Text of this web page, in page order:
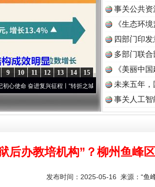
15
14
13
12
11
10
9
进复兴征程丨“转折之城”激荡..·[视频] 牢记初心使命 奋进
事关公共
《生态环
读
四部门印
多部门联
《美丽中
未来五年
事关人工
后办教培机构”？柳州鱼峰
发布时间：2025-05-16 来源： “鱼